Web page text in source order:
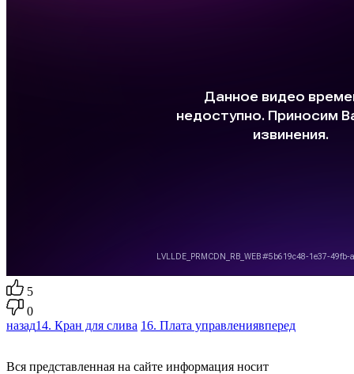
5
0
назад14. Кран для слива 16. Плата управлениявперед
Вся представленная на сайте информация носит